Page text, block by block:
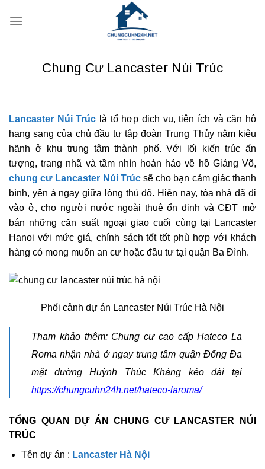
qua
Chung Cư Lancaster Núi Trúc
Lancaster Núi Trúc là tổ hợp dịch vụ, tiện ích và căn hộ
hạng sang của chủ đầu tư tập đoàn Trung Thủy nằm kiêu
hãnh ở khu trung tâm thành phố. Với lối kiến trúc ấn
tượng, trang nhã và tầm nhìn hoàn hảo về hồ Giảng Võ,
chung cư Lancaster Núi Trúcsẽ cho bạn cảm giác thanh
bình, yên ả ngay giữa lòng thủ đô. Hiện nay, tòa nhà đã đi
vào ở, cho người nước ngoài thuê ổn định và CĐT mở
bán những căn suất ngoại giao cuối cùng tại Lancaster
Hanoi với mức giá, chính sách tốt tốt phù hợp với khách
hàng có mong muốn an cư hoặc đầu tư tại quận Ba Đình.
Phối cảnh dự án Lancaster Núi Trúc Hà Nội
Tham khảo thêm: Chung cư cao cấp Hateco La
Roma nhận nhà ở ngay trung tâm quận Đống Đa
mặt đường Huỳnh Thúc Kháng kéo dài tại
https://chungcuhn24h.net/hateco-laroma/
TỔNG QUAN DỰ ÁN CHUNG CƯ LANCASTER NÚI
TRÚC
Tên dự án : Lancaster Hà Nội